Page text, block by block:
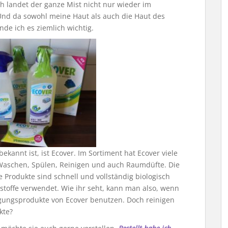
landet der ganze Mist nicht nur wieder im
da sowohl meine Haut als auch die Haut des
ich es ziemlich wichtig.
ist, ist Ecover. Im Sortiment hat Ecover viele
Spülen, Reinigen und auch Raumdüfte. Die
Produkte sind schnell und vollständig biologisch
verwendet. Wie ihr seht, kann man also, wenn
von Ecover benutzen. Doch reinigen